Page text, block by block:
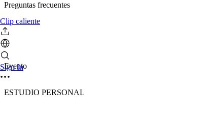
Clip caliente
Sign In
Preguntas frecuentes
Evento
ESTUDIO PERSONAL